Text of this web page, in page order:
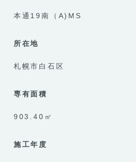
本通19南（A)MS
所在地
札幌市白石区
専有面積
903.40㎡
施工年度